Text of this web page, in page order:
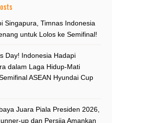
Singapura, Timnas Indonesia
untuk Lolos ke Semifinal!
Day! Indonesia Hadapi
dalam Laga Hidup-Mati
ASEAN Hyundai Cup
Juara Piala Presiden 2026,
up dan Persija Amankan